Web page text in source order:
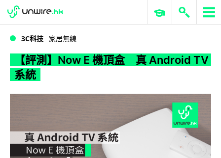
WWDC 2026 ERP 與商業 AI
3C科技 家居無線
【評測】Now E 機頂盒 真 Android TV
系統